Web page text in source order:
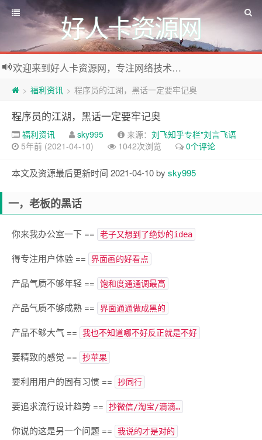
好人卡资源网
欢迎来到好人卡资源网，专注网络技术资源收集，我们不仅是网络资源的搬运工，也生产原创资源。寻找资源请留言或关注公众号:烈日下的男人
> 福利资讯 > 程序员的江湖，黑话一定要牢记奥
程序员的江湖，黑话一定要牢记奥
福利资讯 sky995 来源： 刘飞知乎专栏"刘言飞语
5年前 (2021-04-10)
1042次浏览 0个评论
本文及资源最后更新时间 2021-04-10 by sky995
一，老板的黑话
你来我办公室一下 == 老子又想到了绝妙的idea
得专注用户体验 == 界面画的好看点
产品气质不够年轻 == 饱和度通通调最高
产品气质不够成熟 == 界面通通做成黑的
产品不够大气 == 我也不知道哪不好反正就是不好
要精致的感觉 == 抄苹果
要利用用户的固有习惯 == 抄同行
要追求流行设计趋势 == 抄微信/淘宝/滴滴…
你说的这是另一个问题 == 我说的才是对的